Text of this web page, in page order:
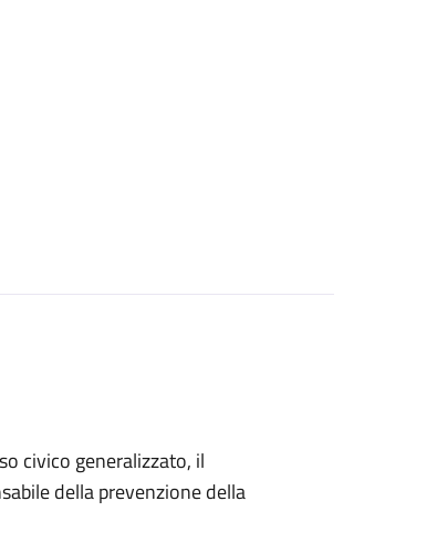
civico generalizzato, il
della prevenzione della